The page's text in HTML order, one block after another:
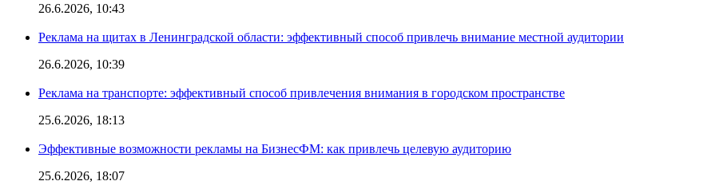
26.6.2026, 10:43
Реклама на щитах в Ленинградской области: эффективный способ привлечь внимание местной аудитории
26.6.2026, 10:39
Реклама на транспорте: эффективный способ привлечения внимания в городском пространстве
25.6.2026, 18:13
Эффективные возможности рекламы на БизнесФМ: как привлечь целевую аудиторию
25.6.2026, 18:07